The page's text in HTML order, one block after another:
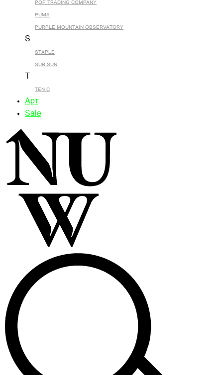
POP TRADING COMPANY
PUMA
PURPLE MOUNTAIN OBSERVATORY
S
STAPLE
SUB SUN
TEN C
Арт
Sale